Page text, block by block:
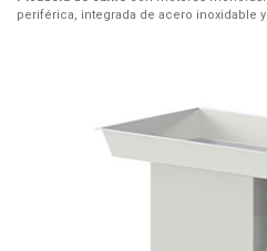
periférica, integrada de acero inoxidable